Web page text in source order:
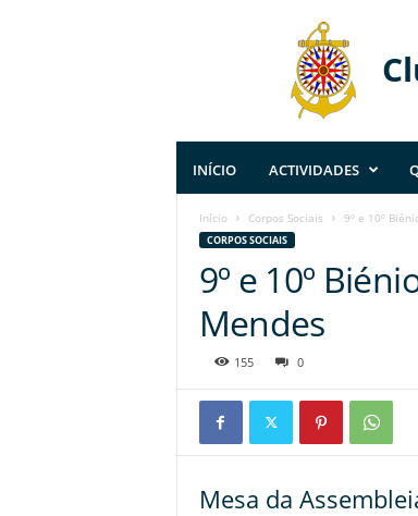
INÍCIO ACTIVIDADES
Início Corpos Sociais 9º e 10º
CORPOS SOCIAIS
9º e 10º
Mendes
155 0
Mesa da